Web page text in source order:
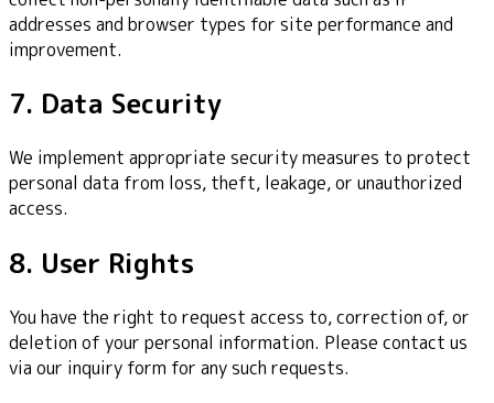
addresses and browser types for site performance and
improvement.
7. Data Security
We implement appropriate security measures to protect
personal data from loss, theft, leakage, or unauthorized
access.
8. User Rights
You have the right to request access to, correction of, or
deletion of your personal information. Please contact us
via our inquiry form for any such requests.